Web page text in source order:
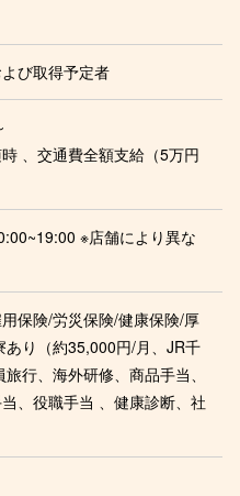
び取得予定者
、交通費全額支給（5万円
※店舗により異な
保険/労災保険/健康保険/厚
あり（約35,000円/月、JR千
行、海外研修、商品手当、
、役職手当 、健康診断、社